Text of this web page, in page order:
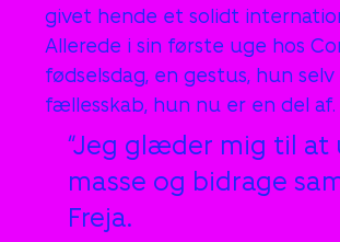
givet hende et solidt
Allerede i sin første uge hos
fødselsdag, en gestus, hun
fællesskab, hun nu er en del af.
“Jeg glæder mig til at
masse og bidrage
Freja.